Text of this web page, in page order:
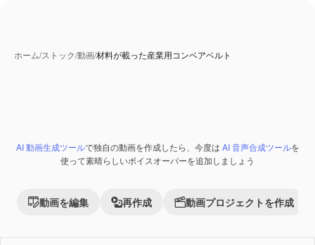
ホーム/ストック/動画/材料が載った産業用コンベアベルト
Premium
AI 動画生成ツールで独自の動画を作成したら、今度は AI 音声合成ツールを
使って素晴らしいボイスオーバーを追加しましょう
動画を編集 再作成 動画プロジェクトを作成